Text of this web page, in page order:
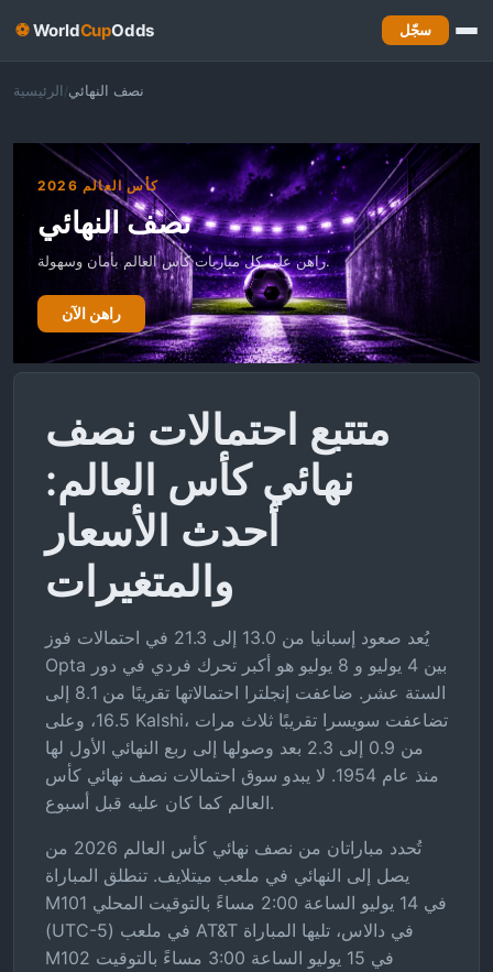
⚽WorldCupOdds سجّل
الرئيسية/ نصف النهائي
كأس العالم 2026
نصف النهائي
راهن على كل مباريات كأس العالم بأمان وسهولة.
راهن الآن
متتبع احتمالات نصف
نهائي كأس العالم:
أحدث الأسعار
والمتغيرات
يُعد صعود إسبانيا من 13.0 إلى 21.3 في احتمالات فوز
Opta بين 4 يوليو و 8 يوليو هو أكبر تحرك فردي في دور
الستة عشر. ضاعفت إنجلترا احتمالاتها تقريبًا من 8.1 إلى
16.5، وعلى Kalshi، تضاعفت سويسرا تقريبًا ثلاث مرات
من 0.9 إلى 2.3 بعد وصولها إلى ربع النهائي الأول لها
منذ عام 1954. لا يبدو سوق احتمالات نصف نهائي كأس
العالم كما كان عليه قبل أسبوع.
تُحدد مباراتان من نصف نهائي كأس العالم 2026 من
يصل إلى النهائي في ملعب ميتلايف. تنطلق المباراة
M101 في 14 يوليو الساعة 2:00 مساءً بالتوقيت المحلي
(UTC-5) في ملعب AT&T في دالاس، تليها المباراة
M102 في 15 يوليو الساعة 3:00 مساءً بالتوقيت